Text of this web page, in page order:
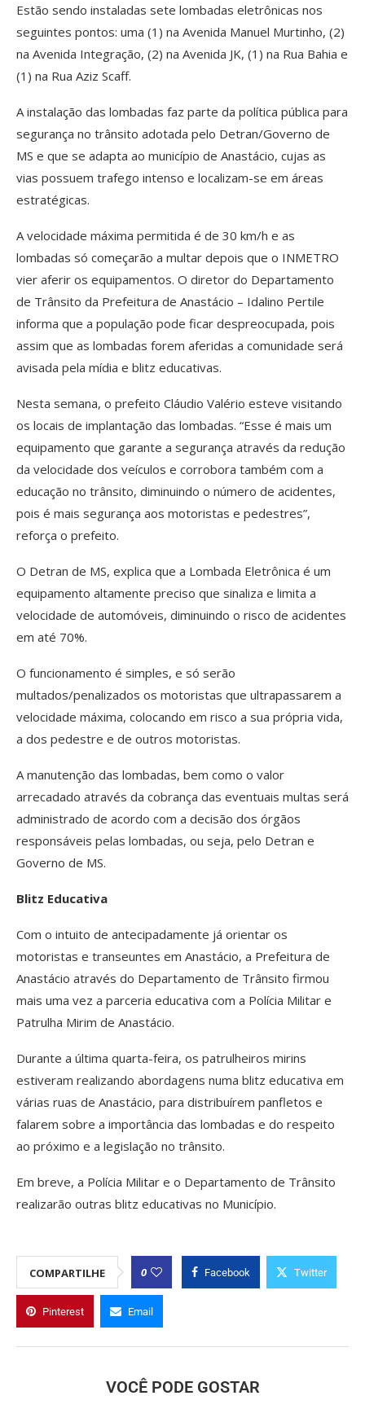
Estão sendo instaladas sete lombadas eletrônicas nos
seguintes pontos: uma (1) na Avenida Manuel Murtinho, (2)
na Avenida Integração, (2) na Avenida JK, (1) na Rua Bahia e
(1) na Rua Aziz Scaff.
A instalação das lombadas faz parte da política pública para
segurança no trânsito adotada pelo Detran/Governo de
MS e que se adapta ao município de Anastácio, cujas as
vias possuem trafego intenso e localizam-se em áreas
estratégicas.
A velocidade máxima permitida é de 30 km/h e as
lombadas só começarão a multar depois que o INMETRO
vier aferir os equipamentos. O diretor do Departamento
de Trânsito da Prefeitura de Anastácio – Idalino Pertile
informa que a população pode ficar despreocupada, pois
assim que as lombadas forem aferidas a comunidade será
avisada pela mídia e blitz educativas.
Nesta semana, o prefeito Cláudio Valério esteve visitando
os locais de implantação das lombadas. “Esse é mais um
equipamento que garante a segurança através da redução
da velocidade dos veículos e corrobora também com a
educação no trânsito, diminuindo o número de acidentes,
pois é mais segurança aos motoristas e pedestres”,
reforça o prefeito.
O Detran de MS, explica que a Lombada Eletrônica é um
equipamento altamente preciso que sinaliza e limita a
velocidade de automóveis, diminuindo o risco de acidentes
em até 70%.
O funcionamento é simples, e só serão
multados/penalizados os motoristas que ultrapassarem a
velocidade máxima, colocando em risco a sua própria vida,
a dos pedestre e de outros motoristas.
A manutenção das lombadas, bem como o valor
arrecadado através da cobrança das eventuais multas será
administrado de acordo com a decisão dos órgãos
responsáveis pelas lombadas, ou seja, pelo Detran e
Governo de MS.
Blitz Educativa
Com o intuito de antecipadamente já orientar os
motoristas e transeuntes em Anastácio, a Prefeitura de
Anastácio através do Departamento de Trânsito firmou
mais uma vez a parceria educativa com a Polícia Militar e
Patrulha Mirim de Anastácio.
Durante a última quarta-feira, os patrulheiros mirins
estiveram realizando abordagens numa blitz educativa em
várias ruas de Anastácio, para distribuírem panfletos e
falarem sobre a importância das lombadas e do respeito
ao próximo e a legislação no trânsito.
Em breve, a Polícia Militar e o Departamento de Trânsito
realizarão outras blitz educativas no Município.
COMPARTILHE 0 Facebook Twitter
Pinterest Email
VOCÊ PODE GOSTAR